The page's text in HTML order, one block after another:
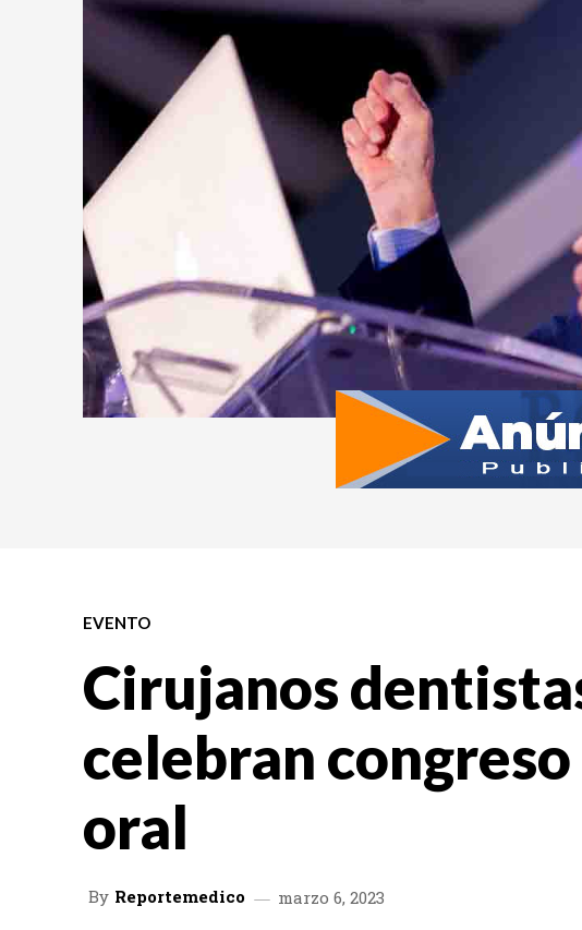
EVENTO
Cirujanos
celebran
oral
By Reportemedico marzo 6, 2023